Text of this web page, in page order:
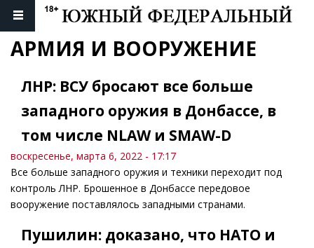
АРМИЯ И ВООРУЖЕНИЕ
ЛНР: ВСУ бросают все больше
западного оружия в Донбассе, в
том числе NLAW и SMAW-D
воскресенье, марта 6, 2022 - 17:17
Все больше западного оружия и техники переходит под
контроль ЛНР. Брошенное в Донбассе передовое
вооружение поставлялось западными странами.
Пушилин: доказано, что НАТО и